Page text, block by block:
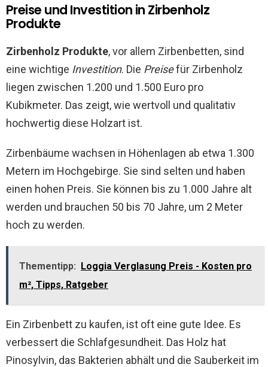
Preise und Investition in Zirbenholz
Produkte
Zirbenholz Produkte, vor allem Zirbenbetten, sind
eine wichtige Investition. Die Preisefür Zirbenholz
liegen zwischen 1.200 und 1.500 Euro pro
Kubikmeter. Das zeigt, wie wertvoll und qualitativ
hochwertig diese Holzart ist.
Zirbenbäume wachsen in Höhenlagen ab etwa 1.300
Metern im Hochgebirge. Sie sind selten und haben
einen hohen Preis. Sie können bis zu 1.000 Jahre alt
werden und brauchen 50 bis 70 Jahre, um 2 Meter
hoch zu werden.
Thementipp: Loggia Verglasung Preis - Kosten pro
m², Tipps, Ratgeber
Ein Zirbenbett zu kaufen, ist oft eine gute Idee. Es
verbessert die Schlafgesundheit. Das Holz hat
Pinosylvin, das Bakterien abhält und die Sauberkeit im